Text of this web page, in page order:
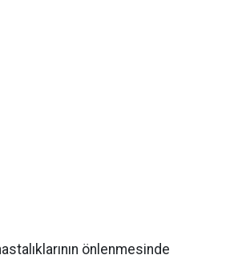
önlenmesinde